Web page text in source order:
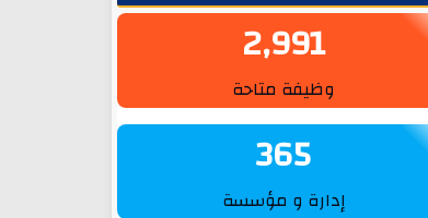
2,991
وظيفة متاحة
365
إدارة و مؤسسة